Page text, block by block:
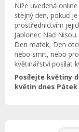
Níže uvedená
stejný den, pokud
prostřednictvím
Jablonec Nad
Den matek, Den
nebo smrt, nebo
květinářství posílat
Posílejte květiny
květin dnes Pátek